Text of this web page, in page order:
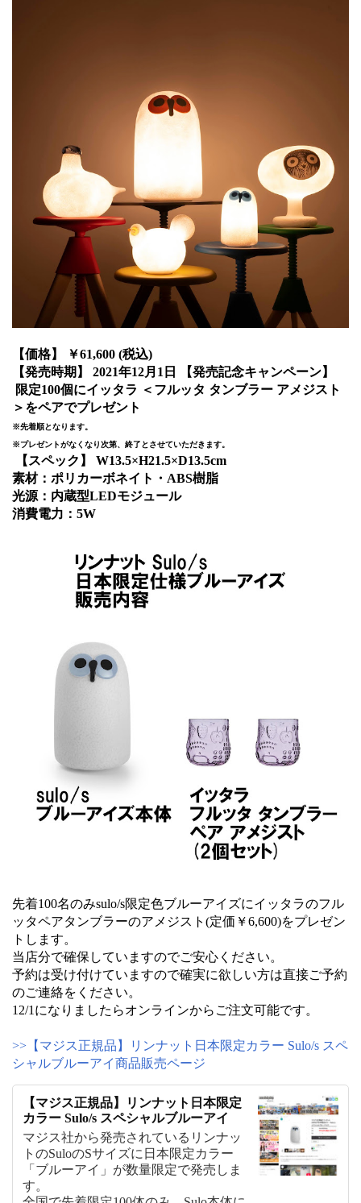
【価格】 ￥61,600 (税込)
【発売時期】 2021年12月1日 【発売記念キャンペーン】
限定100個にイッタラ ＜フルッタ タンブラー アメジスト
＞をペアでプレゼント
※先着順となります。
※プレゼントがなくなり次第、終了とさせていただきます。
【スペック】 W13.5×H21.5×D13.5cm
素材：ポリカーボネイト・ABS樹脂
光源：内蔵型LEDモジュール
消費電力：5W
先着100名のみsulo/s限定色ブルーアイズにイッタラのフル
ッタペアタンブラーのアメジスト(定価￥6,600)をプレゼン
トします。
当店分で確保していますのでご安心ください。
予約は受け付けていますので確実に欲しい方は直接ご予約
のご連絡をください。
12/1になりましたらオンラインからご注文可能です。
>>【マジス正規品】リンナット日本限定カラー Sulo/s スペ
シャルブルーアイ商品販売ページ
【マジス正規品】リンナット日本限定
カラー Sulo/s スペシャルブルーアイ
マジス社から発売されているリンナッ
トのSuloのSサイズに日本限定カラー
「ブルーアイ」が数量限定で発売しま
す。